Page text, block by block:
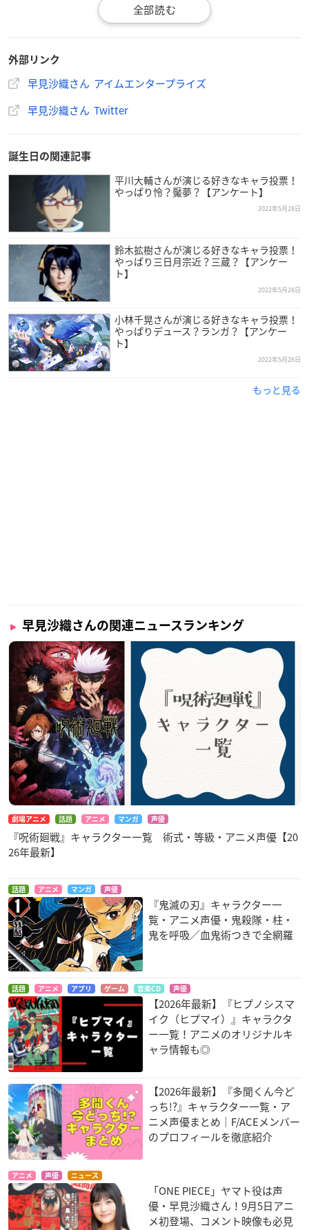
早見沙織さんは東京都出身で現在アイムエンタープライズに所
属しており、今年で30歳を迎えます。
中学1年生の頃に養成所のジュニア声優クラスに入所し、2006
年に事務所オーディションに合格した早見さん。
外部リンク
早見沙織さん アイムエンタープライズ
早見沙織さん Twitter
誕生日の関連記事
平川大輔さんが演じる好きなキャラ投票！
やっぱり怜？魘夢？【アンケート】
2022年5月28日
鈴木拡樹さんが演じる好きなキャラ投票！
やっぱり三日月宗近？三蔵？【アンケー
ト】
2022年5月28日
小林千晃さんが演じる好きなキャラ投票！
やっぱりデュース？ランガ？【アンケー
ト】
2022年5月28日
もっと見る
早見沙織さんの関連ニュースランキング
劇場アニメ 話題 アニメ マンガ 声優
『呪術廻戦』キャラクター一覧 術式・等級・アニメ声優【20
26年最新】
話題 アニメ マンガ 声優
『鬼滅の刃』キャラクター一
覧・アニメ声優・鬼殺隊・柱・
鬼を呼吸／血鬼術つきで全網羅
話題 アニメ アプリ ゲーム 音楽CD 声優
【2026年最新】『ヒプノシスマ
イク（ヒプマイ）』キャラクタ
ー一覧！アニメのオリジナルキ
ャラ情報も◎
【2026年最新】『多聞くん今ど
っち!?』キャラクター一覧・ア
ニメ声優まとめ｜F/ACEメンバー
のプロフィールを徹底紹介
アニメ 声優 ニュース
「ONE PIECE」ヤマト役は声
優・早見沙織さん！9月5日アニ
メ初登場、コメント映像も必見